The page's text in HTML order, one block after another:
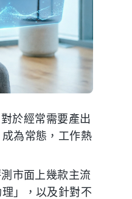
於經常需要產出
為常態，工作熱
市面上幾款主流
」，以及針對不